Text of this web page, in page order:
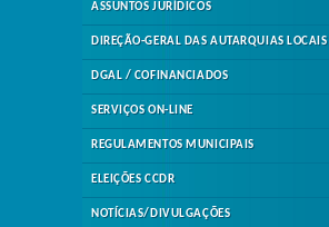
ASSUNTOS JURÍDICOS
DIREÇÃO-GERAL DAS AUTARQUIAS LOCAIS
DGAL / COFINANCIADOS
SERVIÇOS ON-LINE
REGULAMENTOS MUNICIPAIS
ELEIÇÕES CCDR
NOTÍCIAS/DIVULGAÇÕES